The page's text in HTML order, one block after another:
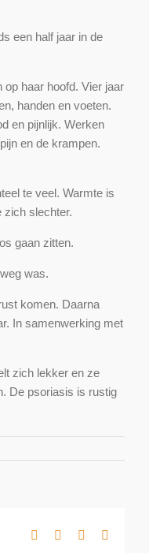
een half jaar in de
haar hoofd. Vier jaar
handen en voeten.
en pijnlijk. Werken
en de krampen.
te veel. Warmte is
zich slechter.
gaan zitten.
was.
komen. Daarna
In samenwerking met
zich lekker en ze
De psoriasis is rustig
Facebook LinkedIn